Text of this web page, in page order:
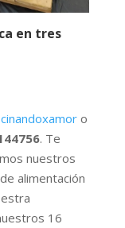
en tres
o
. Te
nuestros
alimentación
16